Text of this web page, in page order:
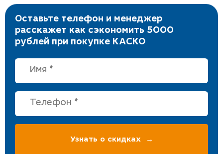
Оставьте телефон и менеджер
расскажет как сэкономить 5000
рублей при покупке КАСКО